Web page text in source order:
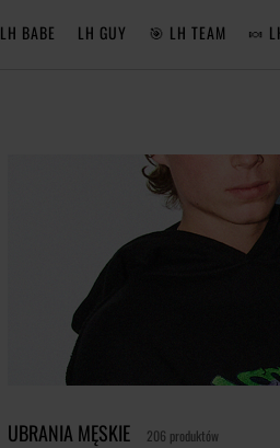
LH BABE LH GUY 🎯 LH TEAM 🍬
UBRANIA MĘSKIE 206 produktów